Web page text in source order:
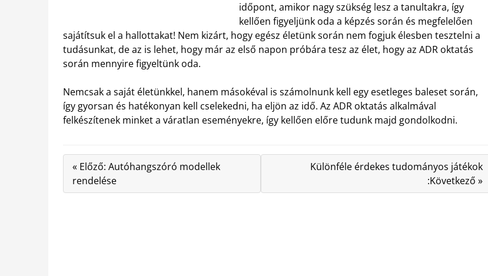
időpont, amikor nagy szükség lesz a tanultakra, így
kellően figyeljünk oda a képzés során és megfelelően
sajátítsuk el a hallottakat! Nem kizárt, hogy egész életünk során nem fogjuk élesben tesztelni a
tudásunkat, de az is lehet, hogy már az első napon próbára tesz az élet, hogy az ADR oktatás
során mennyire figyeltünk oda.
Nemcsak a saját életünkkel, hanem másokéval is számolnunk kell egy esetleges baleset során,
így gyorsan és hatékonyan kell cselekedni, ha eljön az idő. Az ADR oktatás alkalmával
felkészítenek minket a váratlan eseményekre, így kellően előre tudunk majd gondolkodni.
« Előző: Autóhangszóró modellek
rendelése
Különféle érdekes tudományos játékok
:Következő »